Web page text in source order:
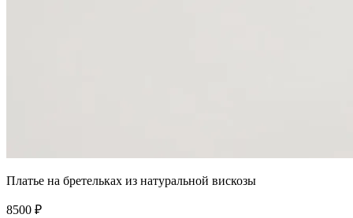
Платье на бретельках из натуральной вискозы
8500 ₽